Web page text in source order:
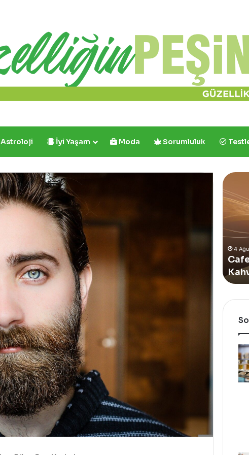
İyi Yaşam Moda Sorumluluk
Golden
İlk
ve
Tek:
Tahinli
Kahve
Cafe Crown’dan İlk ve Tek: Tahinli
Kahve